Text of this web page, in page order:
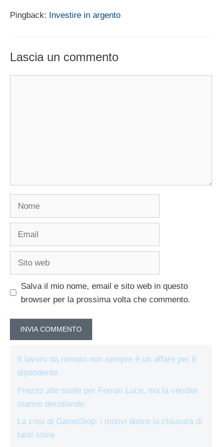
Pingback: Investire in argento
Lascia un commento
Salva il mio nome, email e sito web in questo
browser per la prossima volta che commento.
Il lavoro da remoto non sempre è un affare per il
dipendente
Prezzo alle stelle per Ferrari Luce, ma la vendite
stanno decollando
La crisi di GameStop: i motivi dietro la chiusura di
tanti store